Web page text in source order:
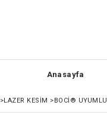
Anasayfa
>LAZER KESIM >BOCI® UYUMLU